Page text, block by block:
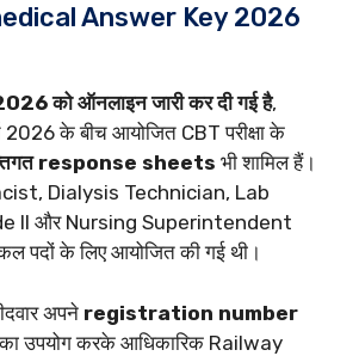
Answer Key 2026
को ऑनलाइन जारी कर दी गई है,
2026 के बीच आयोजित CBT परीक्षा के
response sheets भी शामिल हैं।
Dialysis Technician, Lab
II और Nursing Superintendent
पदों के लिए आयोजित की गई थी।
अपने registration number
उपयोग करके आधिकारिक Railway